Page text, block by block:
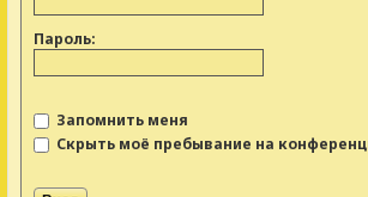
Пароль:
Запомнить меня
Скрыть моё пребывание на